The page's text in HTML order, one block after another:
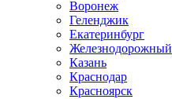
Воронеж
Геленджик
Екатеринбург
Железнодорожный
Казань
Краснодар
Красноярск